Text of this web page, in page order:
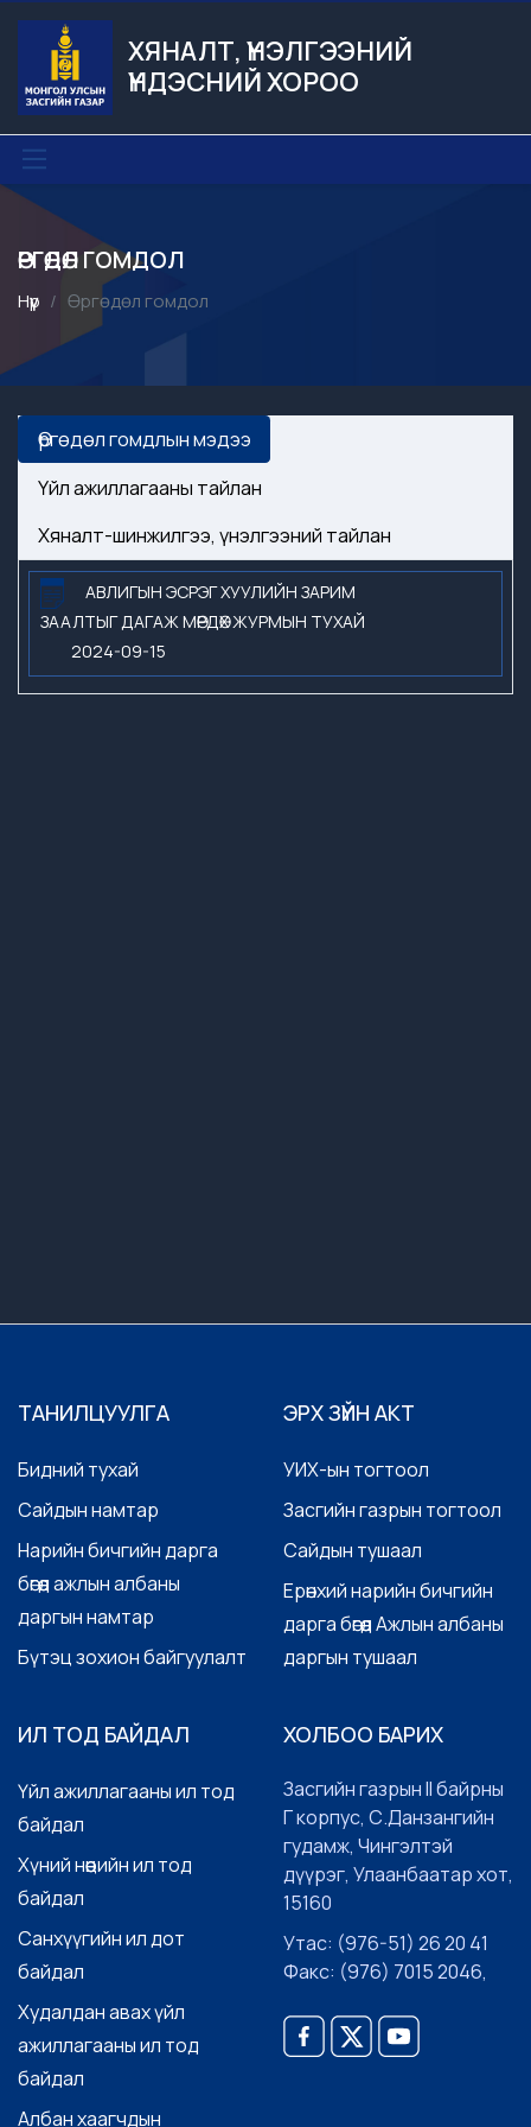
ХЯНАЛТ, ҮНЭЛГЭЭНИЙ
ҮНДЭСНИЙ ХОРОО
ӨРГӨДӨЛ ГОМДОЛ
Нүүр Өргөдөл гомдол
Өргөдөл гомдлын мэдээ
Үйл ажиллагааны тайлан
Хяналт-шинжилгээ, үнэлгээний тайлан
АВЛИГЫН ЭСРЭГ ХУУЛИЙН ЗАРИМ
ЗААЛТЫГ ДАГАЖ МӨРДӨХ ЖУРМЫН ТУХАЙ
2024-09-15
ТАНИЛЦУУЛГА
Бидний тухай
Сайдын намтар
Нарийн бичгийн дарга
бөгөөд ажлын албаны
даргын намтар
Бүтэц зохион байгуулалт
ЭРХ ЗҮЙН АКТ
УИХ-ын тогтоол
Засгийн газрын тогтоол
Сайдын тушаал
Ерөнхий нарийн бичгийн
дарга бөгөөд Ажлын албаны
даргын тушаал
ИЛ ТОД БАЙДАЛ
Үйл ажиллагааны ил тод
байдал
Хүний нөөцийн ил тод
байдал
Санхүүгийн ил дот
байдал
Худалдан авах үйл
ажиллагааны ил тод
байдал
Албан хаагчдын
ХОЛБОО БАРИХ
Засгийн газрын II байрны
Г корпус, С.Данзангийн
гудамж, Чингэлтэй
дүүрэг, Улаанбаатар хот,
15160
Утас: (976-51) 26 20 41
Факс: (976) 7015 2046,